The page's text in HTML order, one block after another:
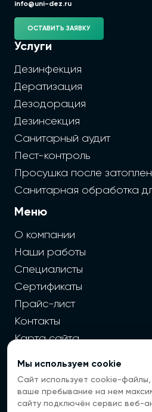
info@uni-dez.ru
ОСТАВИТЬ ЗАЯВКУ
Услуги
Дезинфекция
Дератизация
Дезодорация
Дезинсекция
Санитарный аудит
Пест-контроль
Просушка после
Санитарная обработка
Меню
О компании
Наши работы
Специалисты
Сертификаты
Прайс-лист
Контакты
Карта сайта
2026 г. Cайт
Все цены на сайте
характер, окончательная
Мы используем cookie
Сайт использует cookie-
ваше пребывание на нем
сайту подключён сервис веб-